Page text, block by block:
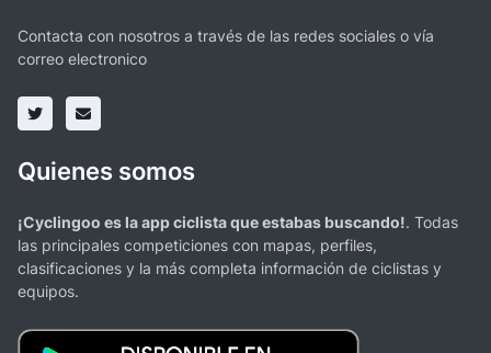
Contacta con nosotros a través de las redes sociales o vía
correo electronico
Quienes somos
¡Cyclingoo es la app ciclista que estabas buscando!. Todas
las principales competiciones con mapas, perfiles,
clasificaciones y la más completa información de ciclistas y
equipos.